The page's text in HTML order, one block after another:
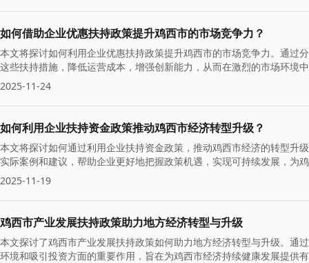
如何借助企业优惠扶持政策提升鸡西市的市场竞争力？
本文将探讨如何利用企业优惠扶持政策提升鸡西市的市场竞争力。通过
这些扶持措施，降低运营成本，增强创新能力，从而在激烈的市场环境
2025-11-24
如何利用企业扶持资金政策推动鸡西市经济转型升级？
本文将探讨如何通过利用企业扶持资金政策，推动鸡西市经济的转型升
实际案例和建议，帮助企业更好地把握政策机遇，实现可持续发展，为
2025-11-19
鸡西市产业发展扶持政策助力地方经济转型与升级
本文探讨了鸡西市产业发展扶持政策如何助力地方经济转型与升级。通
环境和吸引投资方面的重要作用，旨在为鸡西市经济持续健康发展提供